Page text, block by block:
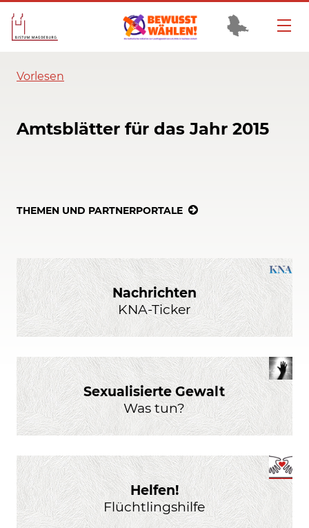
Vorlesen
Amtsblätter für das Jahr 2015
THEMEN UND PARTNERPORTALE
Nachrichten
KNA-Ticker
Sexualisierte Gewalt
Was tun?
Helfen!
Flüchtlingshilfe